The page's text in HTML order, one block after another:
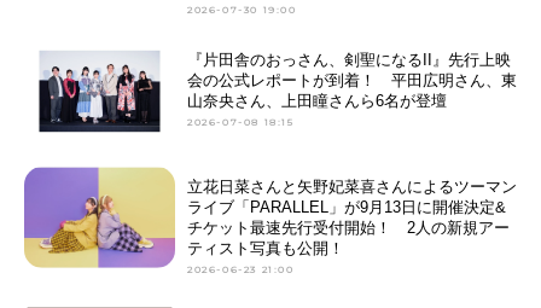
2026-07-30 19:00
『片田舎のおっさん、剣聖になるII』先行上映
会の公式レポートが到着！ 平田広明さん、東
山奈央さん、上田瞳さんら6名が登壇
2026-07-08 18:15
立花日菜さんと矢野妃菜喜さんによるツーマン
ライブ「PARALLEL」が9月13日に開催決定&
チケット最速先行受付開始！ 2人の新規アー
ティスト写真も公開！
2026-06-23 21:00